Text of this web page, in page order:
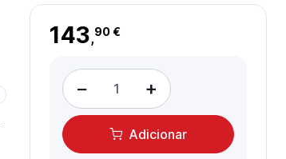
143,90 €
− +
Adicionar